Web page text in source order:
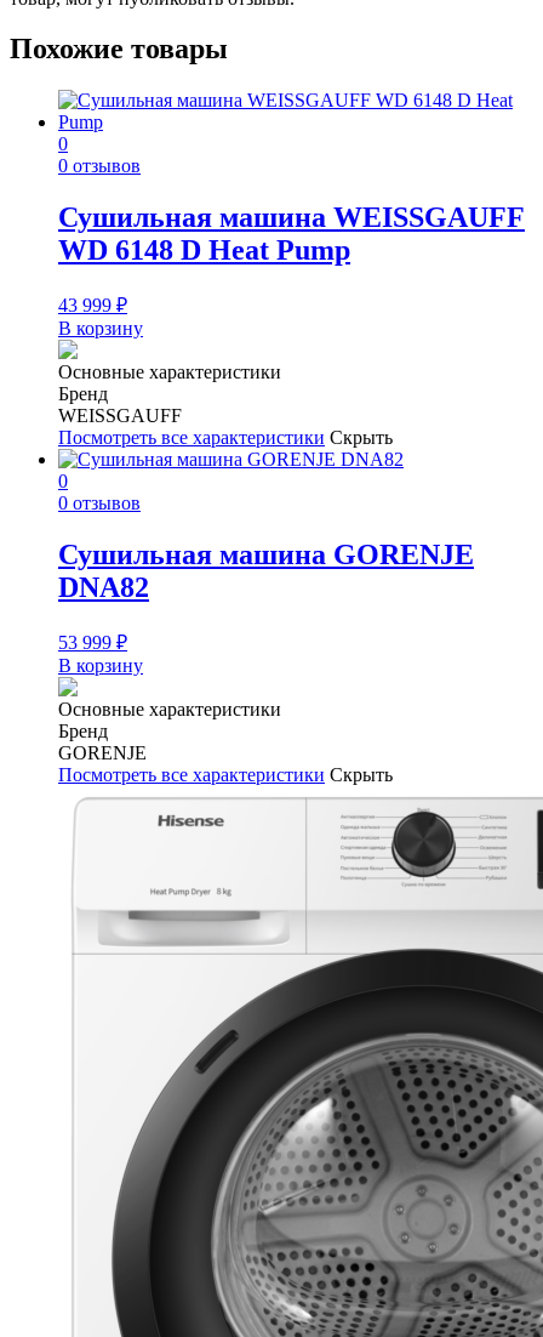
Похожие товары
0
0 отзывов
Сушильная машина WEISSGAUFF
WD 6148 D Heat Pump
43 999 ₽
В корзину
Основные характеристики
Бренд
WEISSGAUFF
Посмотреть все характеристики Скрыть
0
0 отзывов
Сушильная машина GORENJE
DNA82
53 999 ₽
В корзину
Основные характеристики
Бренд
GORENJE
Посмотреть все характеристики Скрыть